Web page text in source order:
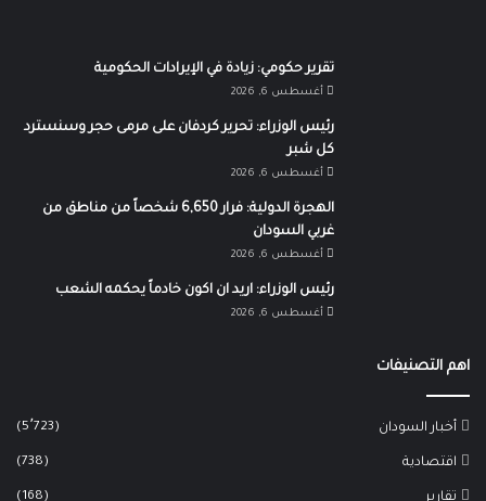
تقرير حكومي: زيادة في الإيرادات الحكومية
أغسطس 6, 2026
رئيس الوزراء: تحرير كردفان على مرمى حجر وسنسترد
كل شبر
أغسطس 6, 2026
الهجرة الدولية: فرار 6,650 شخصاً من مناطق من
غربي السودان
أغسطس 6, 2026
رئيس الوزراء: اريد ان اكون خادماً يحكمه الشعب
أغسطس 6, 2026
اهم التصنيفات
أخبار السودان (5٬723)
اقتصادية (738)
تقارير (168)